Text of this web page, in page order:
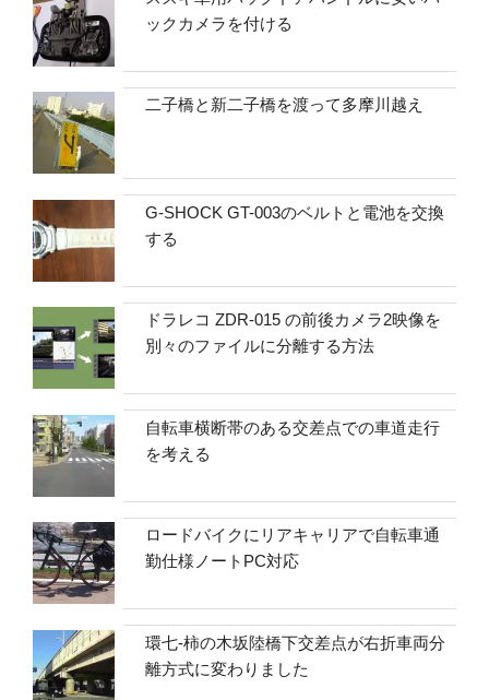
ックカメラを付ける
二子橋と新二子橋を渡って多摩川越え
G-SHOCK GT-003のベルトと電池を交換
する
ドラレコ ZDR-015 の前後カメラ2映像を
別々のファイルに分離する方法
自転車横断帯のある交差点での車道走行
を考える
ロードバイクにリアキャリアで自転車通
勤仕様ノートPC対応
環七-柿の木坂陸橋下交差点が右折車両分
離方式に変わりました